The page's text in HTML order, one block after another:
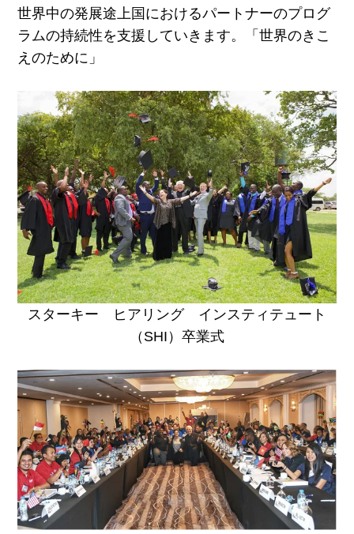
世界中の発展途上国におけるパートナーのプログ
ラムの持続性を支援していきます。「世界のきこ
えのために」
スターキー ヒアリング インスティテュート
（SHI）卒業式